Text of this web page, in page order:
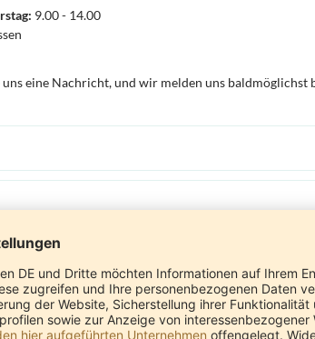
9.00 - 14.00
uns eine Nachricht, und wir melden uns baldmöglichst